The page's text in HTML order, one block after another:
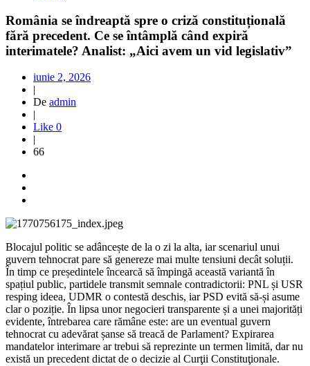
România se îndreaptă spre o criză constituțională
fără precedent. Ce se întâmplă când expiră
interimatele? Analist: „Aici avem un vid legislativ”
iunie 2, 2026
|
De admin
|
Like 0
|
66
Blocajul politic se adâncește de la o zi la alta, iar scenariul unui
guvern tehnocrat pare să genereze mai multe tensiuni decât soluții.
În timp ce președintele încearcă să împingă această variantă în
spațiul public, partidele transmit semnale contradictorii: PNL și USR
resping ideea, UDMR o contestă deschis, iar PSD evită să-și asume
clar o poziție. În lipsa unor negocieri transparente și a unei majorități
evidente, întrebarea care rămâne este: are un eventual guvern
tehnocrat cu adevărat șanse să treacă de Parlament? Expirarea
mandatelor interimare ar trebui să reprezinte un termen limită, dar nu
există un precedent dictat de o decizie al Curţii Constituţionale.